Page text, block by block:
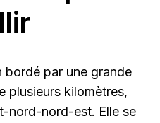
bordé par une grande
plusieurs kilomètres,
nord-nord-est. Elle se